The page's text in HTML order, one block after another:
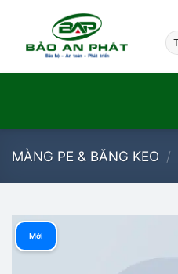
MÀNG PE & BĂNG KEO /
Mới